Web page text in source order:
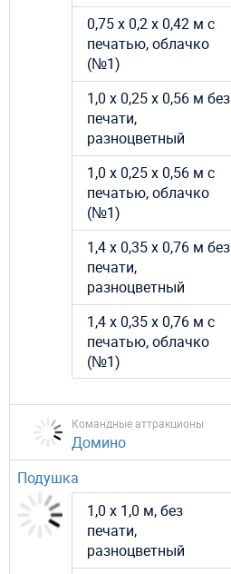
0,75 х 0,2 х 0,42 м с
печатью, облачко
(№1)
1,0 х 0,25 х 0,56 м без
печати,
разноцветный
1,0 х 0,25 х 0,56 м с
печатью, облачко
(№1)
1,4 х 0,35 х 0,76 м без
печати,
разноцветный
1,4 х 0,35 х 0,76 м с
печатью, облачко
(№1)
Командные аттракционы
Домино
Подушка
1,0 х 1,0 м, без
печати,
разноцветный